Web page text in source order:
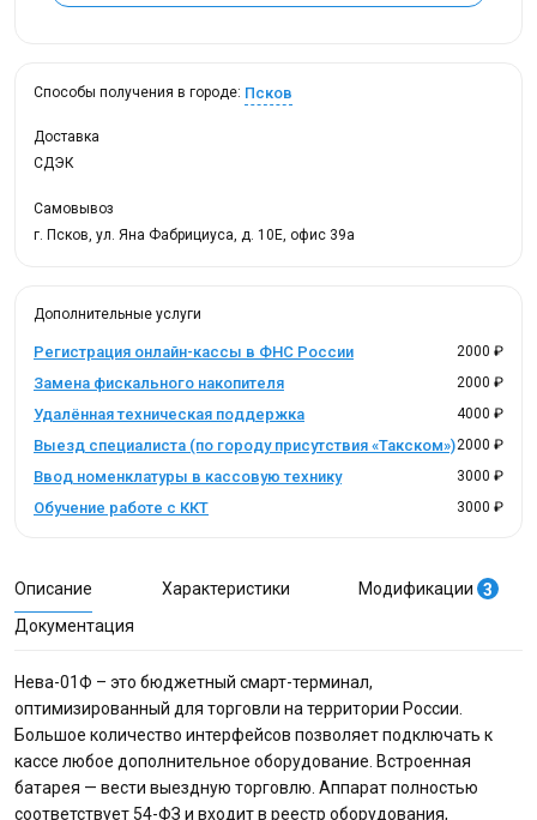
Способы получения в городе: Псков
Доставка
СДЭК
Самовывоз
г. Псков, ул. Яна Фабрициуса, д. 10Е, офис 39а
Дополнительные услуги
Регистрация онлайн-кассы в ФНС России 2000 ₽
Замена фискального накопителя 2000 ₽
Удалённая техническая поддержка 4000 ₽
Выезд специалиста (по городу присутствия «Такском»)2000 ₽
Ввод номенклатуры в кассовую технику 3000 ₽
Обучение работе с ККТ 3000 ₽
Описание Характеристики Модификации 3
Документация
Нева-01Ф – это бюджетный смарт-терминал,
оптимизированный для торговли на территории России.
Большое количество интерфейсов позволяет подключать к
кассе любое дополнительное оборудование. Встроенная
батарея — вести выездную торговлю. Аппарат полностью
соответствует 54-ФЗ и входит в реестр оборудования,